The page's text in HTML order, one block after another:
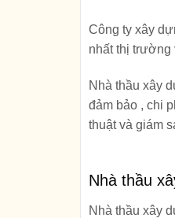
Công ty xây
nhất thị
Nhà thầu xây
đảm bảo , chi
thuật và giám
Nhà thầu
Nhà thầu xây